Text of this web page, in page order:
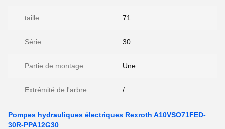
taille: 71
Série: 30
Partie de montage: Une
Extrémité de l'arbre: /
Pompes hydrauliques électriques Rexroth A10VSO71FED-
30R-PPA12G30